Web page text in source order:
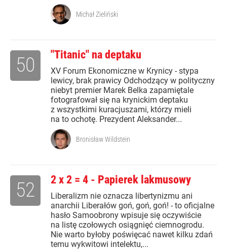
Michał Zieliński
"Titanic" na deptaku
XV Forum Ekonomiczne w Krynicy - stypa
lewicy, brak prawicy Odchodzący w polityczny
niebyt premier Marek Belka zapamiętale
fotografował się na krynickim deptaku
z wszystkimi kuracjuszami, którzy mieli
na to ochotę. Prezydent Aleksander...
50
Bronisław Wildstein
2 x 2 = 4 - Papierek lakmusowy
Liberalizm nie oznacza libertynizmu ani
anarchii Liberałów goń, goń, goń! - to oficjalne
hasło Samoobrony wpisuje się oczywiście
na listę czołowych osiągnięć ciemnogrodu.
Nie warto byłoby poświęcać nawet kilku zdań
temu wykwitowi intelektu,...
52